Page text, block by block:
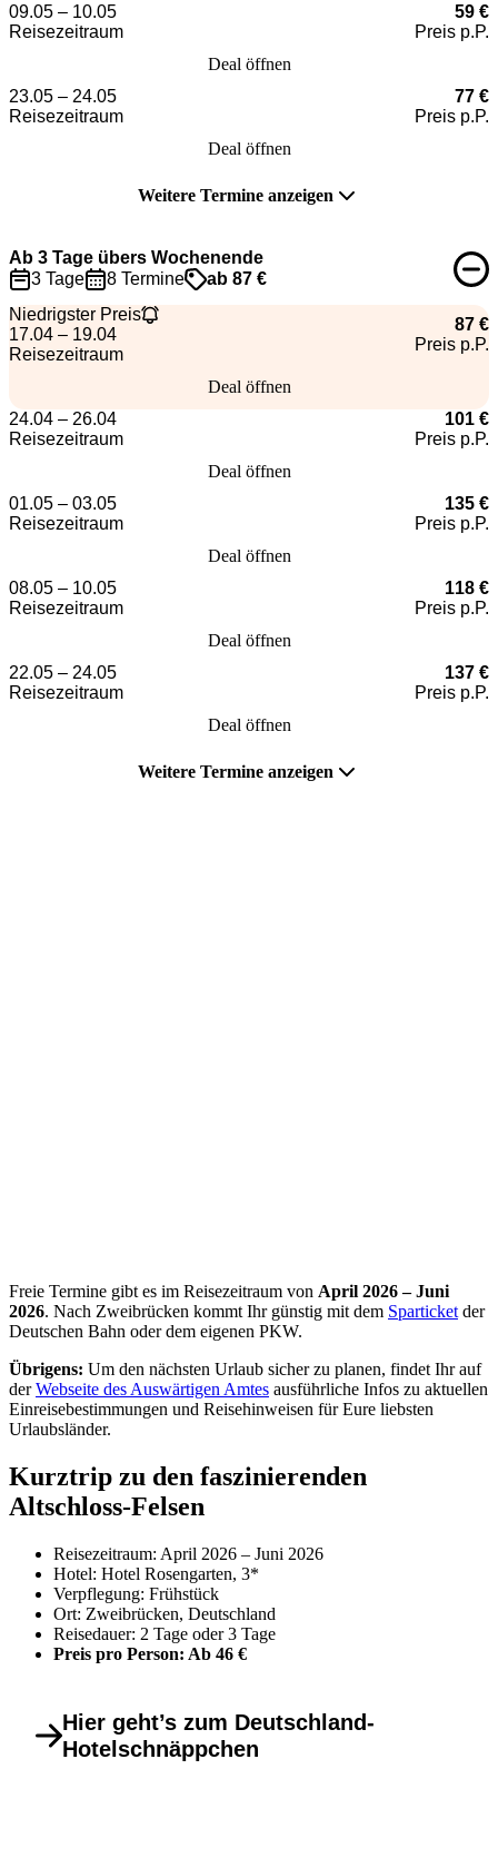
09.05 – 10.05
Reisezeitraum
59 €
Preis p.P.
Deal öffnen
23.05 – 24.05
Reisezeitraum
77 €
Preis p.P.
Deal öffnen
Weitere Termine anzeigen
Ab 3 Tage übers Wochenende
3 Tage
8 Termine
ab 87 €
Niedrigster Preis
17.04 – 19.04
Reisezeitraum
87 €
Preis p.P.
Deal öffnen
24.04 – 26.04
Reisezeitraum
101 €
Preis p.P.
Deal öffnen
01.05 – 03.05
Reisezeitraum
135 €
Preis p.P.
Deal öffnen
08.05 – 10.05
Reisezeitraum
118 €
Preis p.P.
Deal öffnen
22.05 – 24.05
Reisezeitraum
137 €
Preis p.P.
Deal öffnen
Weitere Termine anzeigen
Freie Termine gibt es im Reisezeitraum von April 2026 – Juni
2026. Nach Zweibrücken kommt Ihr günstig mit dem Sparticket der
Deutschen Bahn oder dem eigenen PKW.
Übrigens: Um den nächsten Urlaub sicher zu planen, findet Ihr auf
derWebseite des Auswärtigen Amtes ausführliche Infos zu aktuellen
Einreisebestimmungen und Reisehinweisen für Eure liebsten
Urlaubsländer.
Kurztrip zu den faszinierenden
Altschloss-Felsen
Reisezeitraum: April 2026 – Juni 2026
Hotel: Hotel Rosengarten, 3*
Verpflegung: Frühstück
Ort: Zweibrücken, Deutschland
Reisedauer: 2 Tage oder 3 Tage
Preis pro Person: Ab 46 €
Hier geht’s zum Deutschland-
Hotelschnäppchen